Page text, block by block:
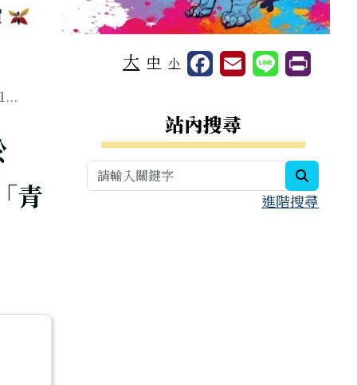
大 中 小
青
右邊區域內容
站內搜尋
進階搜尋